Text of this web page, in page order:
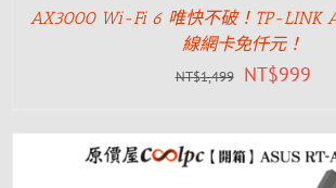
AX3000 Wi-Fi 6 唯快不破！TP-LINK
線網卡免仟元！
NT$1,499 NT$999